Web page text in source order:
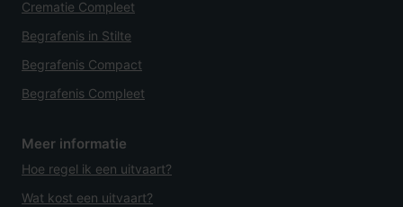
Crematie Compleet
Begrafenis in Stilte
Begrafenis Compact
Begrafenis Compleet
Meer informatie
Hoe regel ik een uitvaart?
Wat kost een uitvaart?